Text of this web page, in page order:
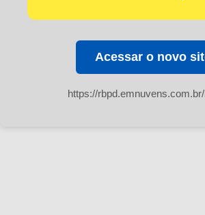
Acessar o novo
https://